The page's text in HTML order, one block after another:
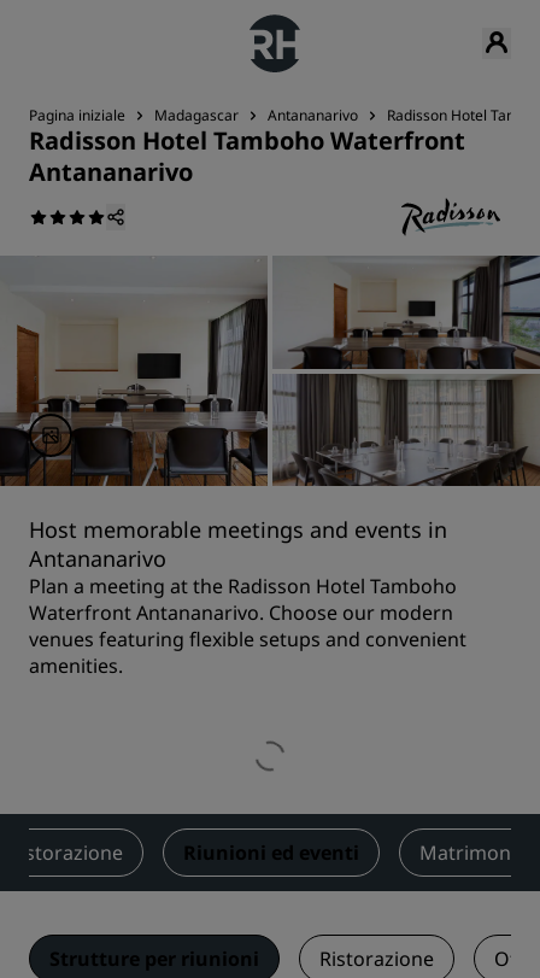
Pagina iniziale Madagascar Antananarivo Radisson Hotel
Radisson Hotel Tamboho Waterfront
Antananarivo
Host memorable meetings and events in
Antananarivo
Plan a meeting at the Radisson Hotel Tamboho
Waterfront Antananarivo. Choose our modern
venues featuring flexible setups and convenient
amenities.
Ristorazione Riunioni ed eventi Matrimoni
Strutture per riunioni Ristorazione